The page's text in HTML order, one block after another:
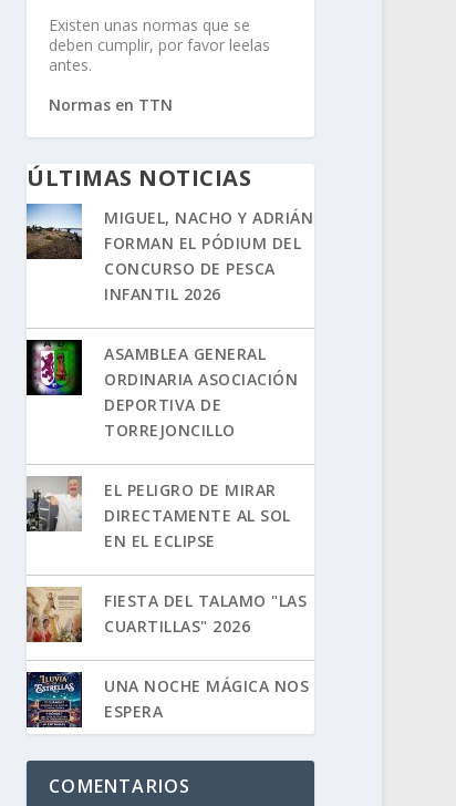
Existen unas normas que se
deben cumplir, por favor leelas
antes.
Normas en TTN
ÚLTIMAS NOTICIAS
MIGUEL, NACHO Y ADRIÁN
FORMAN EL PÓDIUM DEL
CONCURSO DE PESCA
INFANTIL 2026
ASAMBLEA GENERAL
ORDINARIA ASOCIACIÓN
DEPORTIVA DE
TORREJONCILLO
EL PELIGRO DE MIRAR
DIRECTAMENTE AL SOL
EN EL ECLIPSE
FIESTA DEL TALAMO "LAS
CUARTILLAS" 2026
UNA NOCHE MÁGICA NOS
ESPERA
COMENTARIOS